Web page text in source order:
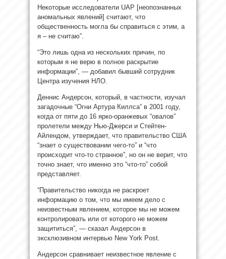
Некоторые исследователи UAP [неопознанных
аномальных явлений] считают, что
общественность могла бы справиться с этим, а
я – не считаю”.
“Это лишь одна из нескольких причин, по
которым я не верю в полное раскрытие
информации”, — добавил бывший сотрудник
Центра изучения НЛО.
Деннис Андерсон, который, в частности, изучал
загадочные “Огни Артура Киллса” в 2001 году,
когда от пяти до 16 ярко-оранжевых “овалов”
пролетели между Нью-Джерси и Стейтен-
Айлендом, утверждает, что правительство США
“знает о существовании чего-то” и “что
происходит что-то странное”, но он не верит, что
точно знает, что именно это “что-то” собой
представляет.
“Правительство никогда не раскроет
информацию о том, что мы имеем дело с
неизвестным явлением, которое мы не можем
контролировать или от которого не можем
защититься”, — сказал Андерсон в
эксклюзивном интервью New York Post.
Андерсон сравнивает неизвестное явление с